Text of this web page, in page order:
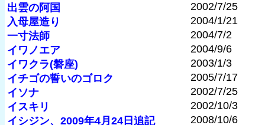
出雲の阿国
2002/7/25
入母屋造り
2004/1/21
一寸法師
2004/7/2
イワノエア
2004/9/6
イワクラ(磐座)
2003/1/3
イチゴの誓いのゴロク
2005/7/17
イソナ
2002/7/25
イスキリ
2002/10/3
イシジン、2009年4月24日追記
2008/10/6